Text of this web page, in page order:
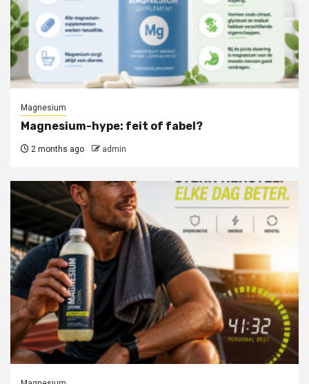
Magnesium
Magnesium-hype: feit of fabel?
2 months ago admin